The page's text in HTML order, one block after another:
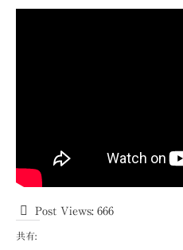
Post Views: 666
共有: